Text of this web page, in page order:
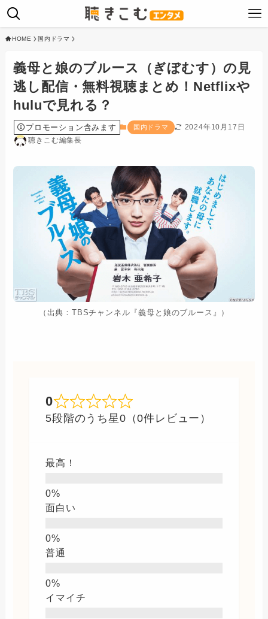
HOME 国内ドラマ
義母と娘のブルース（ぎぼむす）の見
逃し配信・無料視聴まとめ！Netflixや
huluで見れる？
プロモーション含みます 国内ドラマ
2024年10月17日
聴きこむ編集長
（出典：TBSチャンネル『義母と娘のブルース』）
0
5段階のうち星0（0件レビュー）
最高！
面白い
普通
イマイチ